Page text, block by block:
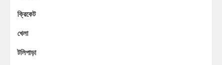
ক্রিকেট
খেলা
টলিপাড়া